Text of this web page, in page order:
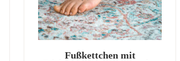
Fußkettchen mit